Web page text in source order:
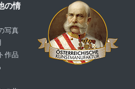
の情
写真
作品